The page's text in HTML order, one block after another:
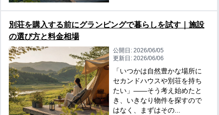
別荘を購入する前にグランピングで暮らしを試す｜施設
の選び方と料金相場
公開日: 2026/06/05
更新日: 2026/06/06
「いつかは自然豊かな場所に
セカンドハウスや別荘を持ち
たい」——そう考え始めたと
き、いきなり物件を探すので
はなく、まずはその...